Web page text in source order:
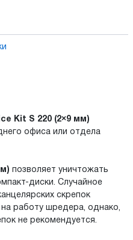
Kit S 220 (2×9 мм)
офиса или отдела
позволяет уничтожать
диски. Случайное
скрепок
работу шредера, однако,
не рекомендуется.